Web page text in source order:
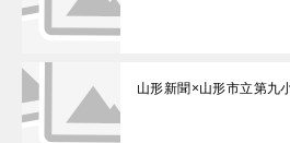
山形新聞×山形市立第九